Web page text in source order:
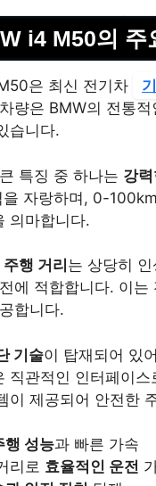
i4 M50의 주
은 최신 전기차
량은 BMW의 전통
습니다.
특징 중 하나는 강
자랑하며, 0-
의마합니다.
주행 거리 는 상당히
에 적합합니다. 이
합니다.
기술이 탑재되어 있
직관적인 인터페이
이 제공되어 안전한
행 성능과 빠른 가속
리로 효율적인 운전